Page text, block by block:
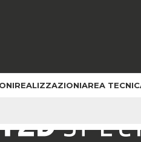
REALIZZAZIONIAREA